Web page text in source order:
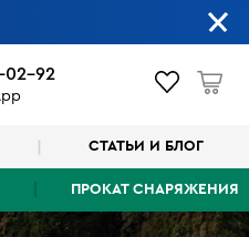
02-92
СТАТЬИ И БЛОГ
ПРОКАТ СНАРЯЖЕНИЯ